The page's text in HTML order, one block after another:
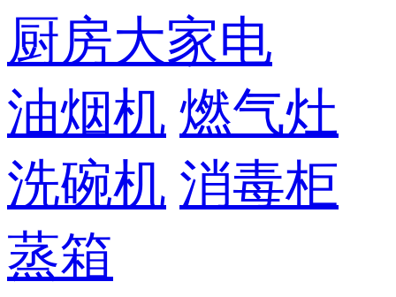
厨房大家电
油烟机 燃气灶
洗碗机 消毒柜
蒸箱